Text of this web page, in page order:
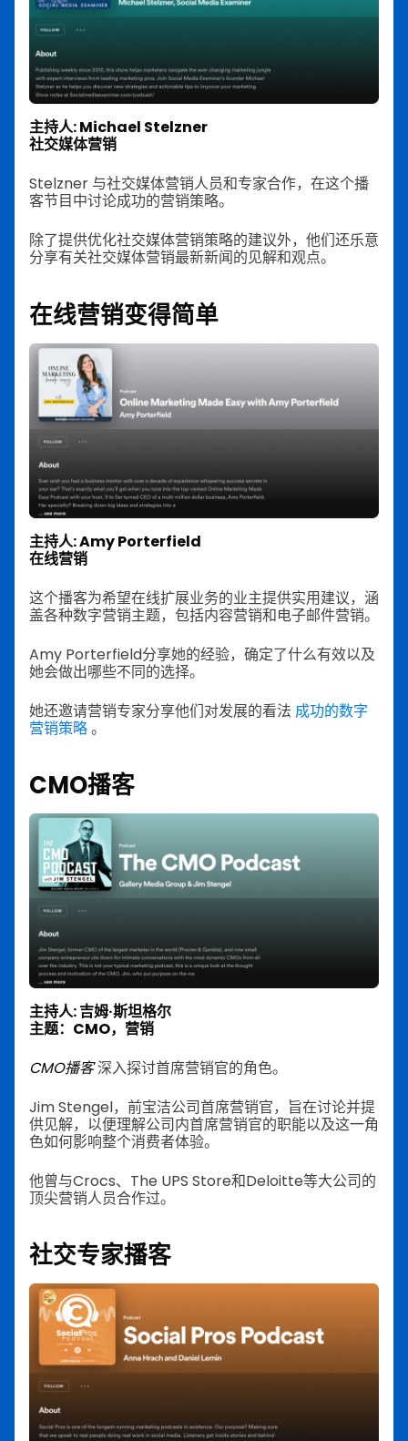
主持人: Michael Stelzner
社交媒体营销
Stelzner 与社交媒体营销人员和专家合作，在这个播
客节目中讨论成功的营销策略。
除了提供优化社交媒体营销策略的建议外，他们还乐意
分享有关社交媒体营销最新新闻的见解和观点。
在线营销变得简单
主持人: Amy Porterfield
在线营销
这个播客为希望在线扩展业务的业主提供实用建议，涵
盖各种数字营销主题，包括内容营销和电子邮件营销。
Amy Porterfield分享她的经验，确定了什么有效以及
她会做出哪些不同的选择。
她还邀请营销专家分享他们对发展的看法 成功的数字
营销策略。
CMO播客
主持人: 吉姆·斯坦格尔
主题：CMO，营销
CMO播客深入探讨首席营销官的角色。
Jim Stengel，前宝洁公司首席营销官，旨在讨论并提
供见解，以便理解公司内首席营销官的职能以及这一角
色如何影响整个消费者体验。
他曾与Crocs、The UPS Store和Deloitte等大公司的
顶尖营销人员合作过。
社交专家播客